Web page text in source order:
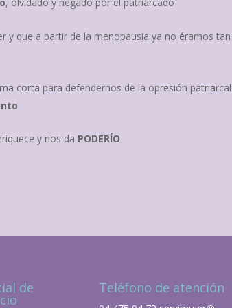
y que a partir de la menopausia ya no éramos tan
corta para defendernos de la opresión
y nos da PODERÍO
de Teléfono de atención